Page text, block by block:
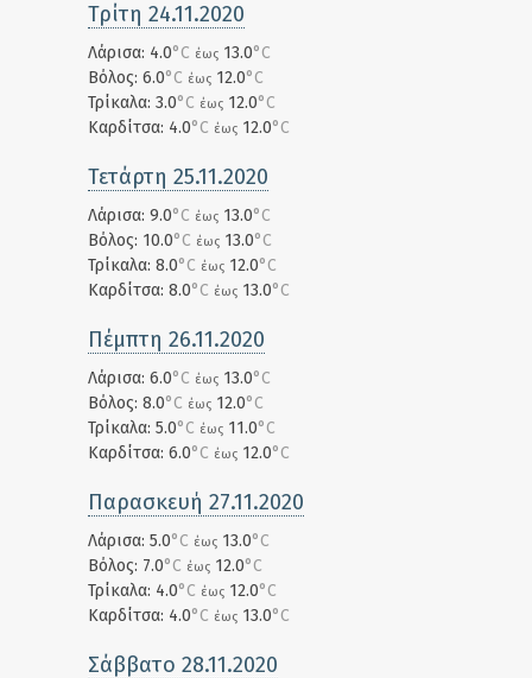
Τρίτη 24.11.2020
Λάρισα: 4.0°C έως 13.0°C
Βόλος: 6.0°C έως 12.0°C
Τρίκαλα: 3.0°C έως 12.0°C
Καρδίτσα: 4.0°C έως 12.0°C
Τετάρτη 25.11.2020
Λάρισα: 9.0°C έως 13.0°C
Βόλος: 10.0°C έως 13.0°C
Τρίκαλα: 8.0°C έως 12.0°C
Καρδίτσα: 8.0°C έως 13.0°C
Πέμπτη 26.11.2020
Λάρισα: 6.0°C έως 13.0°C
Βόλος: 8.0°C έως 12.0°C
Τρίκαλα: 5.0°C έως 11.0°C
Καρδίτσα: 6.0°C έως 12.0°C
Παρασκευή 27.11.2020
Λάρισα: 5.0°C έως 13.0°C
Βόλος: 7.0°C έως 12.0°C
Τρίκαλα: 4.0°C έως 12.0°C
Καρδίτσα: 4.0°C έως 13.0°C
Σάββατο 28.11.2020